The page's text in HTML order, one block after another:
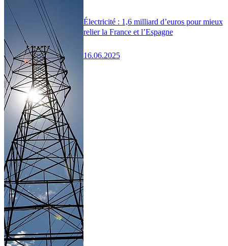
Électricité : 1,6 milliard d’euros pour mieux
relier la France et l’Espagne
16.06.2025